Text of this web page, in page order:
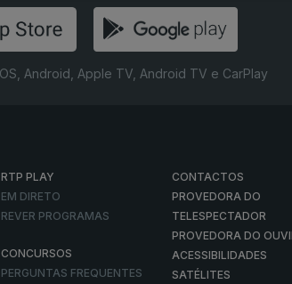
Android, Apple TV, Android TV e CarPlay
RTP PLAY
EM DIRETO
REVER PROGRAMAS
CONCURSOS
PERGUNTAS FREQUENTES
CONTACTOS
PROVEDORA DO
TELESPECTADOR
PROVEDORA DO
ACESSIBILIDADES
SATÉLITES